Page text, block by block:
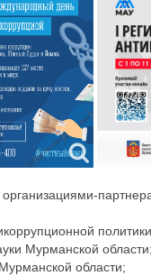
Мурманской области;
области;